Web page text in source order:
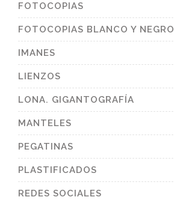
FOTOCOPIAS
FOTOCOPIAS BLANCO Y NEGRO
IMANES
LIENZOS
LONA. GIGANTOGRAFÍA
MANTELES
PEGATINAS
PLASTIFICADOS
REDES SOCIALES